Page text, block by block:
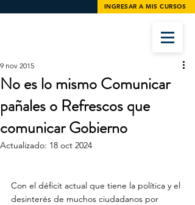
INGRESAR A MIS CURSOS
No es lo mismo Comunicar
pañales o Refrescos que
comunicar Gobierno
9 nov 2015
Actualizado: 18 oct 2024
Con el déficit actual que tiene la política y el
desinterés de muchos ciudadanos por